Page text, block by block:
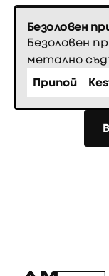
Безоловен
Безоловен
метално
Припой